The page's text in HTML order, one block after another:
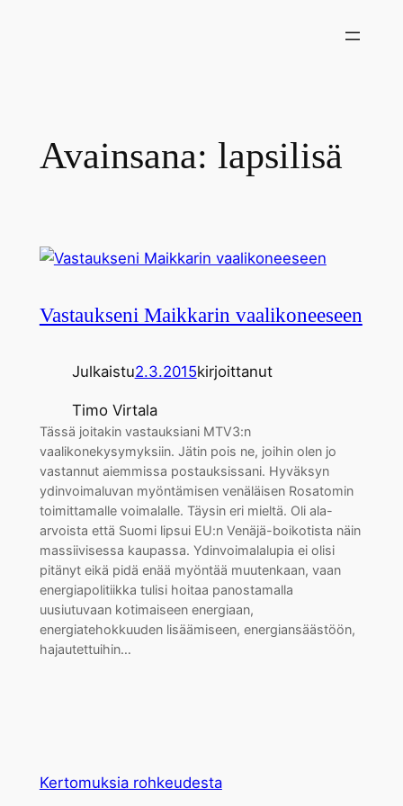
Avainsana: lapsilisä
Vastaukseni Maikkarin vaalikoneeseen
Julkaistu2.3.2015kirjoittanut
Timo Virtala
Tässä joitakin vastauksiani MTV3:n
vaalikonekysymyksiin. Jätin pois ne, joihin olen jo
vastannut aiemmissa postauksissani. Hyväksyn
ydinvoimaluvan myöntämisen venäläisen Rosatomin
toimittamalle voimalalle. Täysin eri mieltä. Oli ala-
arvoista että Suomi lipsui EU:n Venäjä-boikotista näin
massiivisessa kaupassa. Ydinvoimalalupia ei olisi
pitänyt eikä pidä enää myöntää muutenkaan, vaan
energiapolitiikka tulisi hoitaa panostamalla
uusiutuvaan kotimaiseen energiaan,
energiatehokkuuden lisäämiseen, energiansäästöön,
hajautettuihin…
Kertomuksia rohkeudesta